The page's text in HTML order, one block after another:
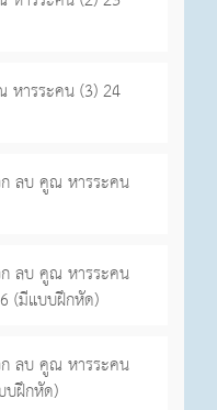
หารระคน (3) 24
ก ลบ คูณ หารระคน
ก ลบ คูณ หารระคน
(มีแบบฝึกหัด)
ก ลบ คูณ หารระคน
บฝึกหัด)